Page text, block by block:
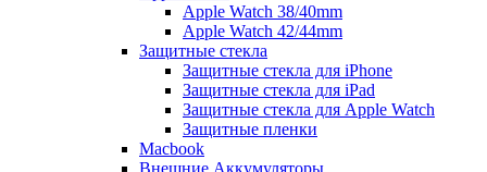
Apple Watch 38/40mm
Apple Watch 42/44mm
Защитные стекла
Защитные стекла для iPhone
Защитные стекла для iPad
Защитные стекла для Apple Watch
Защитные пленки
Macbook
Внешние Аккумуляторы